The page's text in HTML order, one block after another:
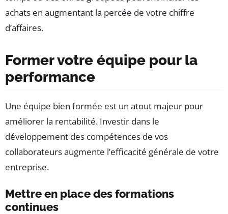
achats en augmentant la percée de votre chiffre
d’affaires.
Former votre équipe pour la
performance
Une équipe bien formée est un atout majeur pour
améliorer la rentabilité. Investir dans le
développement des compétences de vos
collaborateurs augmente l’efficacité générale de votre
entreprise.
Mettre en place des formations
continues